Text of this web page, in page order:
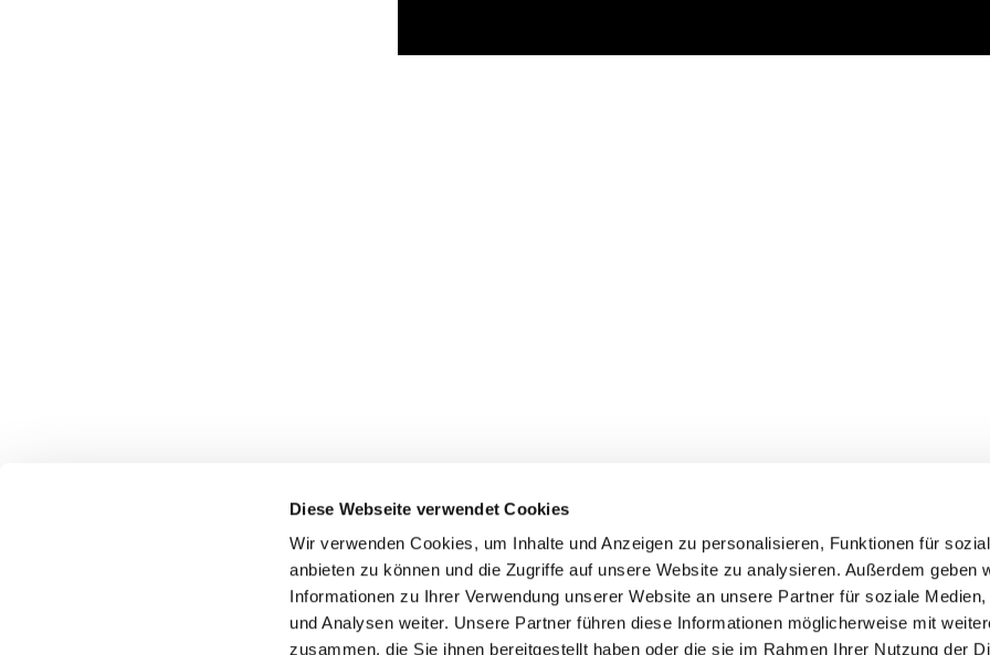
Diese Webseite verwendet Cookies
Wir verwenden Cookies, um Inhalte und Anzeigen zu personalisieren, Funktionen für
anbieten zu können und die Zugriffe auf unsere Website zu analysieren. Außerdem geben
Informationen zu Ihrer Verwendung unserer Website an unsere Partner für soziale Medien,
und Analysen weiter. Unsere Partner führen diese Informationen möglicherweise mit
zusammen, die Sie ihnen bereitgestellt haben oder die sie im Rahmen Ihrer Nutzung der
Pfarrei St. Maria Magdalena Oderland-